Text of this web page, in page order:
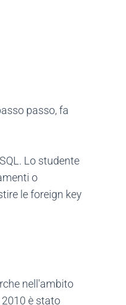
passo, fa
Lo studente
o
le foreign key
nell'ambito
è stato